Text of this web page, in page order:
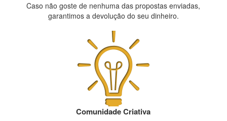
Caso não goste de nenhuma das propostas enviadas,
garantimos a devolução do seu dinheiro.
Comunidade Criativa